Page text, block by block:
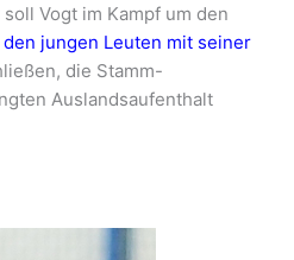
Vogt im Kampf um den
jungen Leuten mit seiner
die Stamm-
Auslandsaufenthalt